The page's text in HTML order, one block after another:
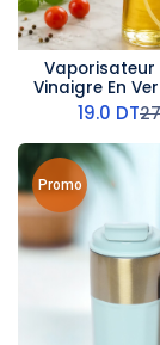
Vaporisateur
Vinaigre En
-
19.0 DT
Promo